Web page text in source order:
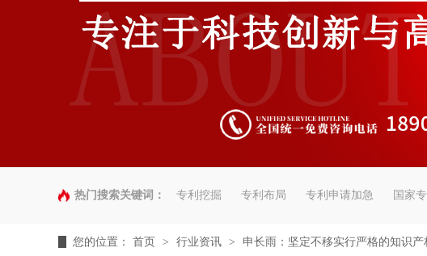
热门搜索关键词： 专利挖掘 专利布局 专利申请加急 国家
您的位置： 首页 > 行业资讯 > 申长雨：坚定不移实行严格的知识产